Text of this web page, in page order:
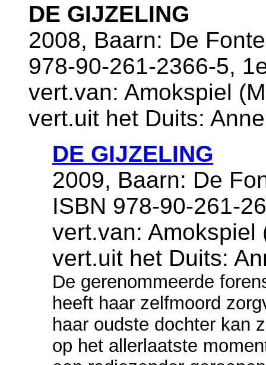
DE GIJZELING
2008, Baarn: De
978-90-261-2366-5,
vert.van: Amokspiel (M
vert.uit het Duits:
DE GIJZELING
2009, Baarn: De
ISBN 978-90-261-
vert.van: Amokspiel
vert.uit het Duits:
De gerenommeerde
heeft haar zelfmoord
haar oudste dochter kan
op het allerlaatste